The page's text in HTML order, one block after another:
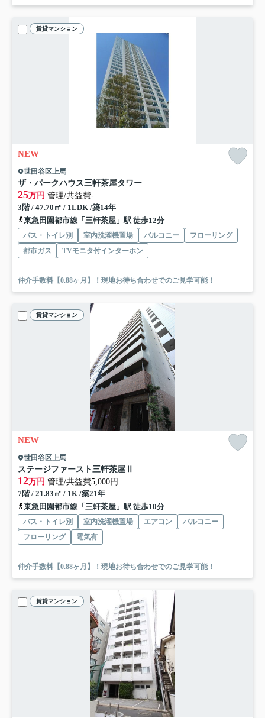
賃貸マンション
NEW
世田谷区上馬
ザ・パークハウス三軒茶屋タワー
25万円 管理/共益費-
3階 / 47.70㎡ / 1LDK /築14年
東急田園都市線「三軒茶屋」駅 徒歩12分
バス・トイレ別 室内洗濯機置場 バルコニー
フローリング
都市ガス
TVモニタ付インターホン
仲介手数料【0.88ヶ月】！現地お待ち合わせでのご見学可能！
賃貸マンション
NEW
世田谷区上馬
ステージファースト三軒茶屋Ⅱ
12万円 管理/共益費5,000円
7階 / 21.83㎡ / 1K /築21年
東急田園都市線「三軒茶屋」駅 徒歩10分
バス・トイレ別 室内洗濯機置場 エアコン
バルコニー
フローリング
電気有
仲介手数料【0.88ヶ月】！現地お待ち合わせでのご見学可能！
賃貸マンション